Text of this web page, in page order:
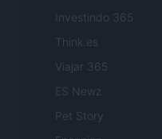
Investindo 365
Think.es
Viajar 365
ES Newz
Pet Story